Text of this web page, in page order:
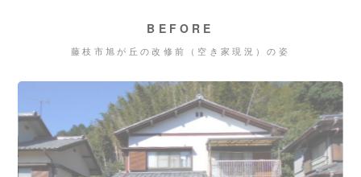
BEFORE
藤枝市旭が丘の改修前（空き家現況）の姿